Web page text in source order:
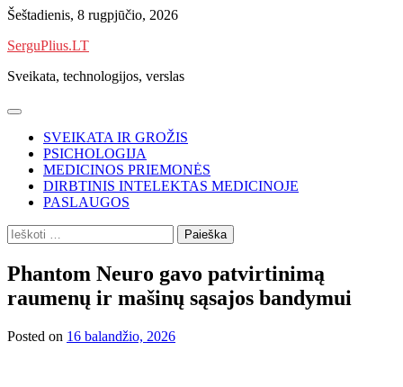
Skip
content
Šeštadienis, 8 rugpjūčio, 2026
SerguPlius.LT
Sveikata, technologijos, verslas
SVEIKATA IR GROŽIS
PSICHOLOGIJA
MEDICINOS PRIEMONĖS
DIRBTINIS INTELEKTAS MEDICINOJE
PASLAUGOS
Ieškoti:
Phantom Neuro gavo patvirtinimą
raumenų ir mašinų sąsajos bandymui
Posted on 16 balandžio, 2026